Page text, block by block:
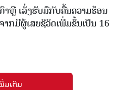
າຫຼີ ເລັ່ງຮັບມືກັບຄື້ນຄວາມຮ້ອນ
າກມີຜູ້ເສຍຊີວິດເພີ່ມຂຶ້ນເປັນ 16
ມເຕີມ